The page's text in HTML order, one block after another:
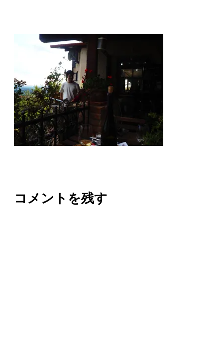
コメントを残す